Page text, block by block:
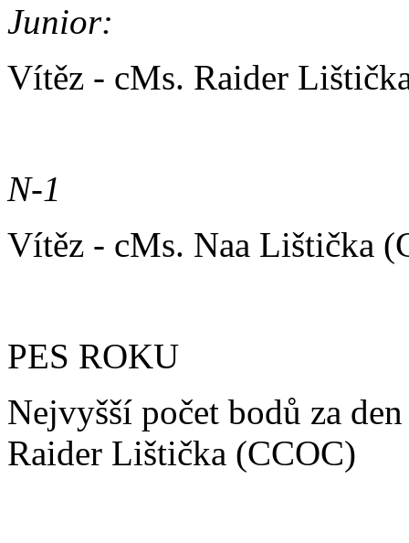
Junior:
Vítěz - cMs. Raider
N-1
Vítěz - cMs. Naa Lištička
PES ROKU
Nejvyšší počet bodů za
Raider Lištička (CCOC)